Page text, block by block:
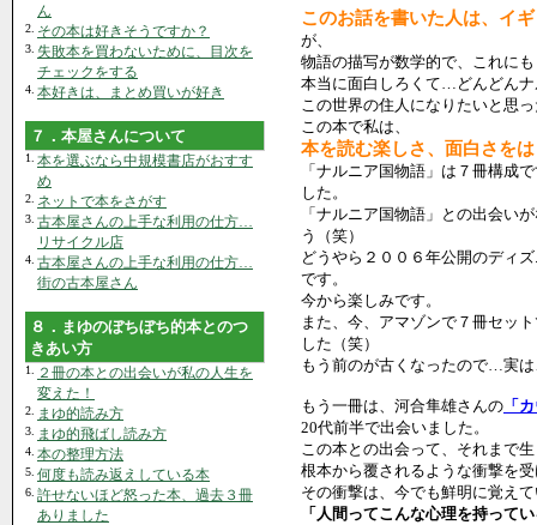
ん
2. その本は好きそうですか？
3. 失敗本を買わないために、目次を
チェックをする
4. 本好きは、まとめ買いが好き
７．本屋さんについて
1.
本を選ぶなら中規模書店がおすす
め
2. ネットで本をさがす
3. 古本屋さんの上手な利用の仕方…
リサイクル店
4. 古本屋さんの上手な利用の仕方…
街の古本屋さん
８．まゆのぼちぼち的本とのつ
きあい方
1.
２冊の本との出会いが私の人生を
変えた！
2. まゆ的読み方
3. まゆ的飛ばし読み方
4. 本の整理方法
5. 何度も読み返えしている本
6. 許せないほど怒った本、過去３冊
ありました
このお話を書いた人は、イ
が、
物語の描写が数学的で、これに
本当に面白しろくて…どんどん
この世界の住人になりたいと思
この本で私は、
本を読む楽しさ、面白さを
「ナルニア国物語」は７冊構成
した。
「ナルニア国物語」との出会い
う（笑）
どうやら２００６年公開のディ
です。
今から楽しみです。
また、今、アマゾンで７冊セッ
した（笑）
もう前のが古くなったので…実
もう一冊は、河合隼雄さんの 「
20代前半で出会いました。
この本との出会って、それまで
根本から覆されるような衝撃を
その衝撃は、今でも鮮明に覚え
「人間ってこんな心理を持って